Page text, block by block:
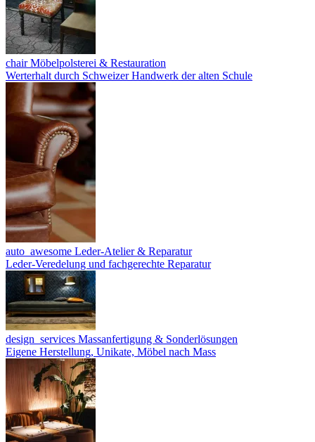
chair Möbelpolsterei & Restauration
Werterhalt durch Schweizer Handwerk der alten Schule
auto_awesome Leder-Atelier & Reparatur
Leder-Veredelung und fachgerechte Reparatur
design_services Massanfertigung & Sonderlösungen
Eigene Herstellung, Unikate, Möbel nach Mass